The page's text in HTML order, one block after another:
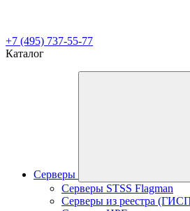
+7 (495) 737-55-77
Каталог
Серверы
Серверы STSS Flagman
Серверы из реестра